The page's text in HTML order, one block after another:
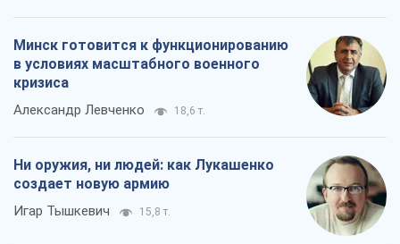
Минск готовится к функционированию
в условиях масштабного военного
кризиса
Александр Левченко 18,6 т.
Ни оружия, ни людей: как Лукашенко
создает новую армию
Игар Тышкевич 15,8 т.